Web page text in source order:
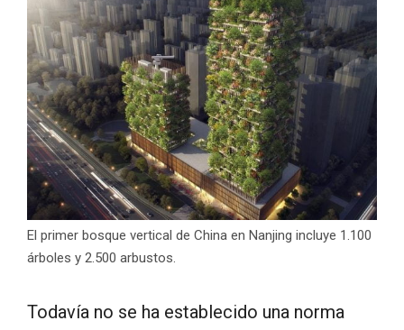
El primer bosque vertical de China en Nanjing incluye 1.100
árboles y 2.500 arbustos.
Todavía no se ha establecido una norma